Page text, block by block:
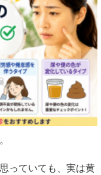
っていても、実は黄